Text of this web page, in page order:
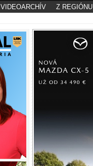
VIDEOARCHÍV Z REGIÓNU